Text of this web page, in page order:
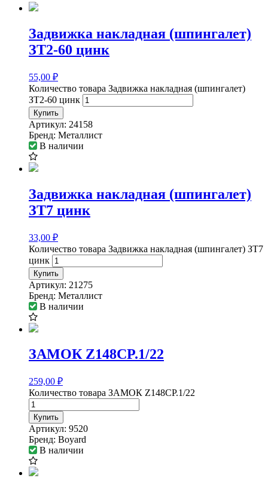
Задвижка накладная (шпингалет)
ЗТ2-60 цинк
55,00 ₽
Количество товара Задвижка накладная (шпингалет)
ЗТ2-60 цинк
Купить
Артикул: 24158
Бренд: Металлист
В наличии
Задвижка накладная (шпингалет)
ЗТ7 цинк
33,00 ₽
Количество товара Задвижка накладная (шпингалет) ЗТ7
цинк
Купить
Артикул: 21275
Бренд: Металлист
В наличии
ЗАМОК Z148CP.1/22
259,00 ₽
Количество товара ЗАМОК Z148CP.1/22
Купить
Артикул: 9520
Бренд: Boyard
В наличии